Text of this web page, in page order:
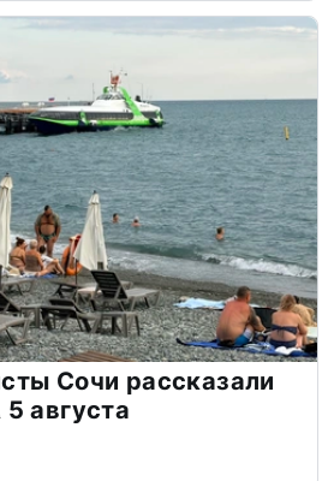
Сочи рассказали
августа